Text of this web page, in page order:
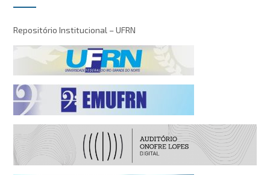
Repositório Institucional – UFRN